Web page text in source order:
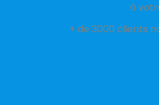
à
+ de 3000 clients